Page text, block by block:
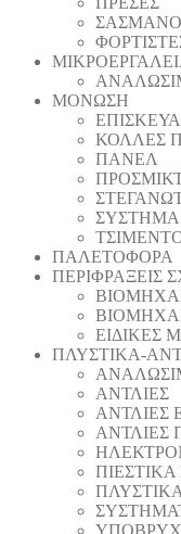
ΜΟΝΩΣΗ
ΚΟΛΛΕΣ
ΠΑΝΕΛ
ΠΑΛΕΤΟΦΟΡΑ
ΠΕΡΙΦΡΑΞΕΙΣ
ΕΙΔΙΚΕΣ
ΠΛΥΣΤΙΚΑ-
ΑΝΤΛΙΕΣ
ΑΝΤΛΙΕΣ
ΑΝΤΛΙΕΣ
ΠΛΥΣΤΙΚΑ